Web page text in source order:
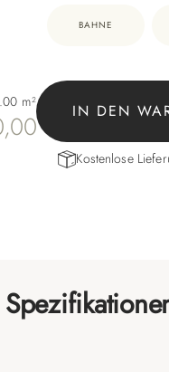
BAHNE
m² IN DEN
Kostenlose